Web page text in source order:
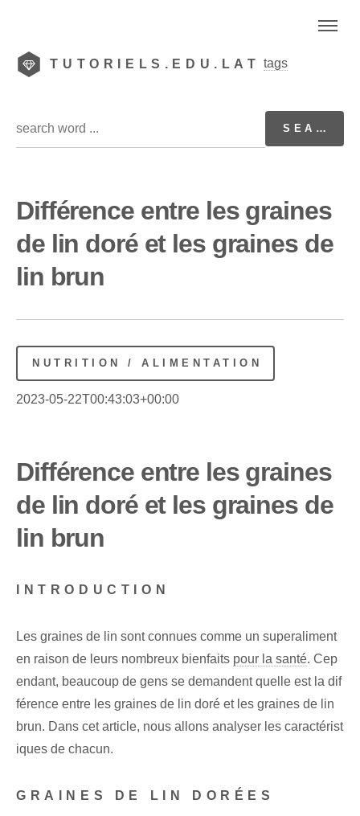
TUTORIELS.EDU.LAT tags
Différence entre les graines
de lin doré et les graines de
lin brun
NUTRITION / ALIMENTATION
2023-05-22T00:43:03+00:00
Différence entre les graines
de lin doré et les graines de
lin brun
INTRODUCTION
Les graines de lin sont connues comme un superaliment
en raison de leurs nombreux bienfaits pour la santé. Cep
endant, beaucoup de gens se demandent quelle est la dif
férence entre les graines de lin doré et les graines de lin
brun. Dans cet article, nous allons analyser les caractérist
iques de chacun.
GRAINES DE LIN DORÉES